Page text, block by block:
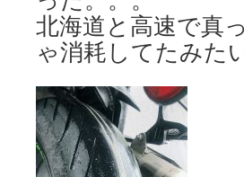
北海道と高速で真
ゃ消耗してたみたい